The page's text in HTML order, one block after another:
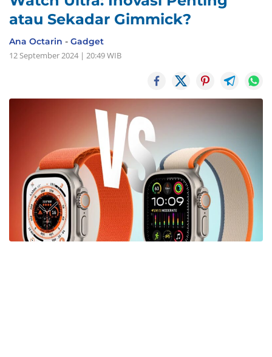
atau Sekadar Gimmick?
Ana Octarin - Gadget
12 September 2024 | 20:49 WIB